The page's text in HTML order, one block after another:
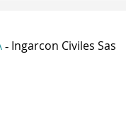
- Ingarcon Civiles Sas